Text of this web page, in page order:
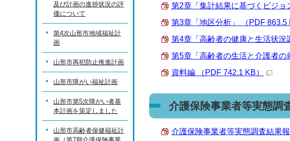
第2章「集計結果に基づくビジョ
第3章「地区分析」 （PDF 863.5
第4章「高齢者の健康と生活状
第5章「高齢者の生活と介護者
資料編 （PDF 742.1 KB）
介護保険事業者等実態調
介護保険事業者等実態調査結果
及び計画の進捗状況の評
価について
第4次山形市地域福祉計
画
山形市再犯防止推進計画
山形市障がい福祉計画
山形市第5次障がい者基
本計画を策定しました
山形市高齢者保健福祉計